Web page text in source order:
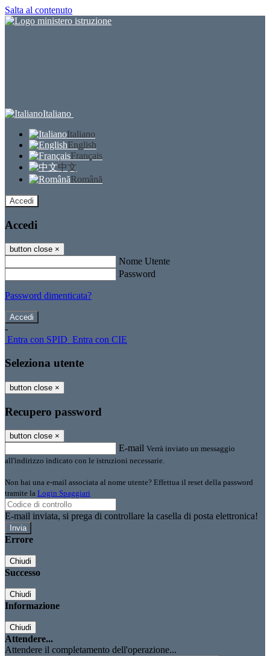
Salta al contenuto
Italiano
Italiano
English
Français
中文
Română
Accedi
Accedi
button close ×
Nome Utente
Password
Password dimenticata?
-
Entra con SPID Entra con CIE
Seleziona utente
button close ×
Recupero password
button close ×
E-mail Verrà inviato un messaggio
all'indirizzo indicato con le istruzioni necessarie.
Non hai una e-mail associata al nome utente? Effettua il reset della password
tramite la Login Spaggiari
E-mail inviata, si prega di controllare la casella di posta elettronica!
Errore
Chiudi
Successo
Chiudi
Informazione
Chiudi
Attendere...
Attendere il completamento dell'operazione...